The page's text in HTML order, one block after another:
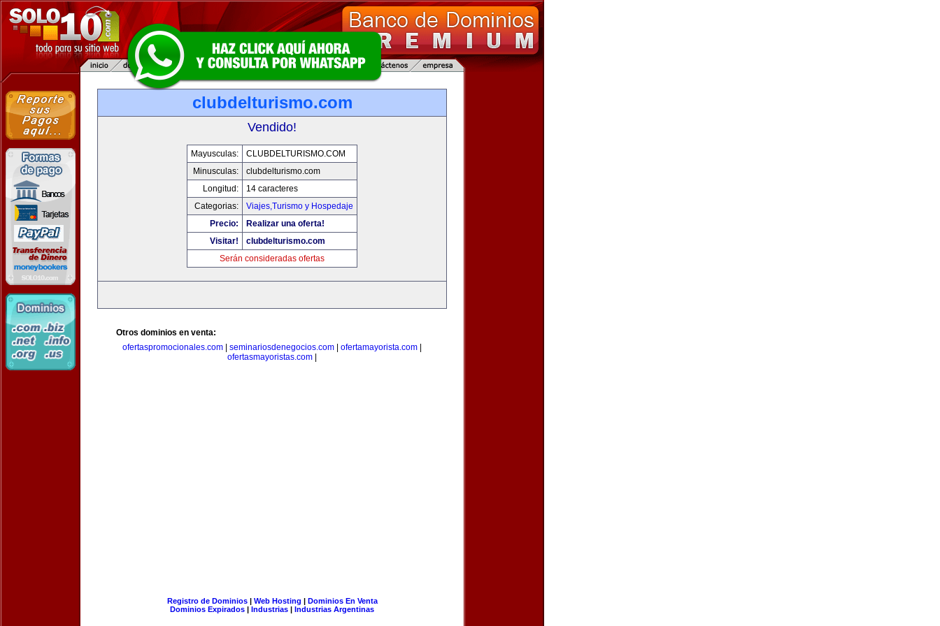
clubdelturismo.com
Vendido!
Mayusculas:
CLUBDELTURISMO.COM
Minusculas:
clubdelturismo.com
Longitud:
14 caracteres
Categorias:
Viajes,Turismo y Hospedaje
Precio:
Realizar una oferta!
Visitar!
clubdelturismo.com
Serán consideradas ofertas
Otros dominios en venta:
ofertaspromocionales.com
seminariosdenegocios.com ofertamayorista.com
ofertasmayoristas.com
Registro de Dominios| Web Hosting | Dominios En Venta
Dominios Expirados | Industrias | Industrias Argentinas